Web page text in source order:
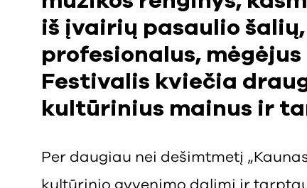
iš įvairių pasaulio
profesionalus,
Festivalis kviečia
kultūrinius mainus ir
Per daugiau nei dešimtmetį
kultūrinio gyvenimo dalimi ir